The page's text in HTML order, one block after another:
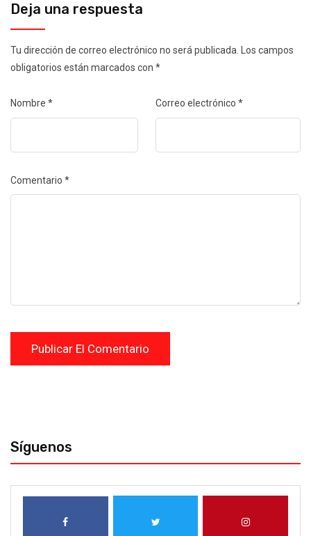
Deja una respuesta
Tu dirección de correo electrónico no será publicada.
Los campos
obligatorios están marcados con *
Nombre * Correo electrónico *
Comentario *
Síguenos